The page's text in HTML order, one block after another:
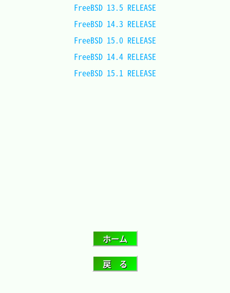
FreeBSD 13.5 RELEASE
FreeBSD 14.3 RELEASE
FreeBSD 15.0 RELEASE
FreeBSD 14.4 RELEASE
FreeBSD 15.1 RELEASE